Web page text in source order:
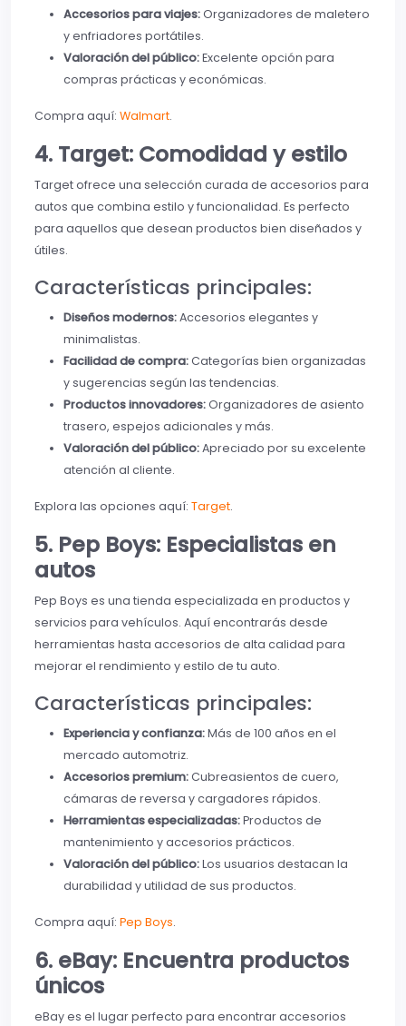
Accesorios para viajes:Organizadores de maletero
y enfriadores portátiles.
Valoración del público:Excelente opción para
compras prácticas y económicas.
Compra aquí: Walmart.
4. Target: Comodidad y estilo
Target ofrece una selección curada de accesorios para
autos que combina estilo y funcionalidad. Es perfecto
para aquellos que desean productos bien diseñados y
útiles.
Características principales:
Diseños modernos:Accesorios elegantes y
minimalistas.
Facilidad de compra:Categorías bien organizadas
y sugerencias según las tendencias.
Productos innovadores:Organizadores de asiento
trasero, espejos adicionales y más.
Valoración del público:Apreciado por su excelente
atención al cliente.
Explora las opciones aquí: Target.
5. Pep Boys: Especialistas en
autos
Pep Boys es una tienda especializada en productos y
servicios para vehículos. Aquí encontrarás desde
herramientas hasta accesorios de alta calidad para
mejorar el rendimiento y estilo de tu auto.
Características principales:
Experiencia y confianza:Más de 100 años en el
mercado automotriz.
Accesorios premium:Cubreasientos de cuero,
cámaras de reversa y cargadores rápidos.
Herramientas especializadas:Productos de
mantenimiento y accesorios prácticos.
Valoración del público:Los usuarios destacan la
durabilidad y utilidad de sus productos.
Compra aquí: Pep Boys.
6. eBay: Encuentra productos
únicos
eBay es el lugar perfecto para encontrar accesorios